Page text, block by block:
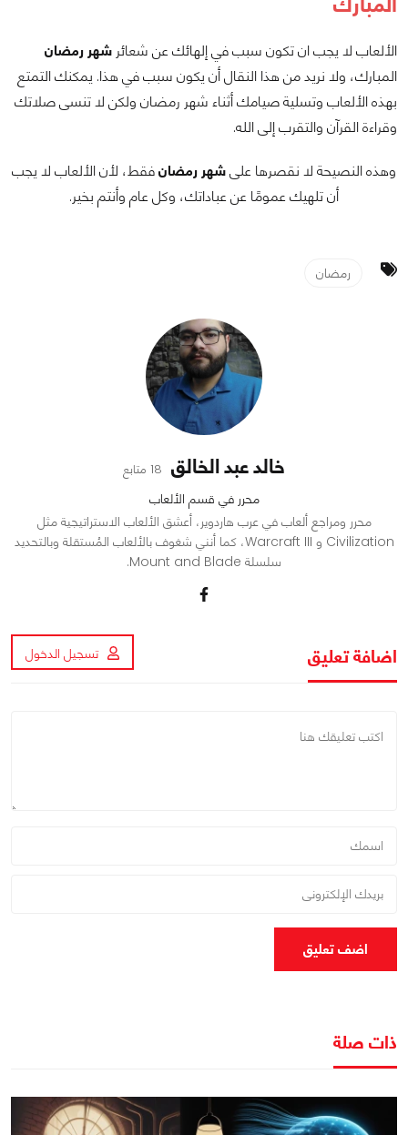
الألعاب لا يجب ان تكون سبب في إلهائك عن شعائر شهر رمضان
المبارك، ولا نريد من هذا النقال أن يكون سبب في هذا. يمكنك التمتع
بهذه الألعاب وتسلية صيامك أثناء شهر رمضان ولكن لا تنسى صلاتك
وقراءة القرآن والتقرب إلى الله.
وهذه النصيحة لا نقصرها علىشهر رمضانفقط، لأن الألعاب لا يجب
أن تلهيك عمومًا عن عباداتك، وكل عام وأنتم بخير.
رمضان
خالد عبد الخالق 18 متابع
محرر في قسم الألعاب
محرر ومراجع ألعاب في عرب هاردوير، أعشق الألعاب الاستراتيجية مثل
Civilization و Warcraft III، كما أنني شغوف بالألعاب المُستقلة وبالتحديد
سلسلة Mount and Blade.
اضافة تعليق تسجيل الدخول
اضف تعليق
ذات صلة